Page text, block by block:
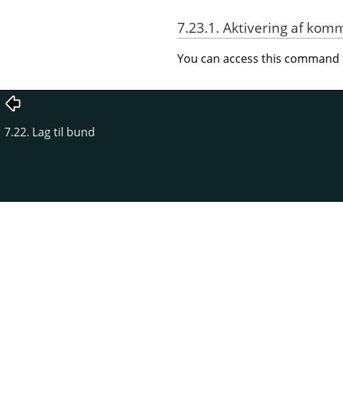
7.23.1. Aktivering af
You can access this
7.22. Lag til bund